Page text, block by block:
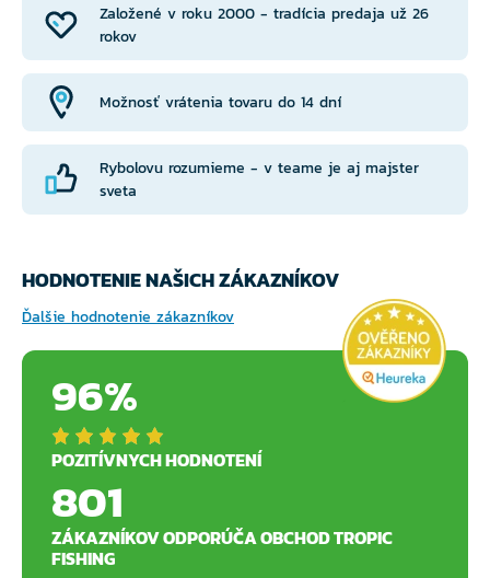
Založené v roku 2000 - tradícia predaja už 26
rokov
Možnosť vrátenia tovaru do 14 dní
Rybolovu rozumieme - v teame je aj majster
sveta
HODNOTENIE NAŠICH ZÁKAZNÍKOV
Ďalšie hodnotenie zákazníkov
96%
POZITÍVNYCH HODNOTENÍ
801
ZÁKAZNÍKOV ODPORÚČA OBCHOD TROPIC
FISHING